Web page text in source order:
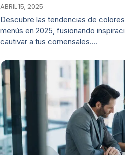
ABRIL 15, 2025
Descubre las tendencias de
menús en 2025, fusionando
cautivar a tus comensales.…